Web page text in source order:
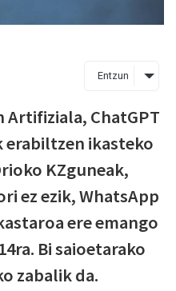
Entzun
Artifiziala, ChatGPT
ikasteko
KZguneak,
ez ezik, WhatsApp
ere emango
Bi saioetarako
zabalik da.